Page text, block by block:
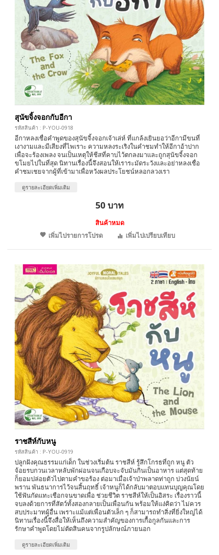
สุนัขจิ้งจอกกับอีกา
รหัสสินค้า : P-YOU-0918
อีกาหลงเชื่อคำพูดของสุนัขจิ้งจอกเจ้าเล่ห์ ที่แกล้งเยินยอว่าอีกามีขนที่
เงางามและมีเสียงที่ไพเราะ ความหลงระเริงในคำชมทำให้อีกาอ้าปาก
เพื่อจะร้องเพลง จนเป็นเหตุให้ชีสที่คาบไว้ตกลงมาและถูกสุนัขจิ้งจอก
ขโมยไปในที่สุด นิทานเรื่องนี้จึงสอนให้เราระมัดระวังและอย่าหลงเชื่อ
คำชมเชยจากผู้ที่เข้ามาเพื่อหวังผลประโยชน์หลอกลวงเรา
ดูรายละเอียดเพิ่มเติม
50 บาท
สินค้าหมด
เพิ่มไปรายการโปรด
เพิ่มไปเปรียบเทียบ
ราชสีห์กับหนู
รหัสสินค้า : P-YOU-0919
ปลูกฝังคุณธรรมแก่เด็ก ในช่วงเริ่มต้น ราชสีห์ รู้สึกโกรธที่ถูก หนู ตัว
จ้อยรบกวนเวลาหลับพักผ่อนจนเกือบจะจับมันกินเป็นอาหาร แต่สุดท้าย
ก็ยอมปล่อยตัวไปตามคำขอร้อง ต่อมาเมื่อเจ้าป่าพลาดท่าถูก บ่วงนัยน์
พราน พันธนาการไว้จนสิ้นฤทธิ์ เจ้าหนูก็ได้กลับมาตอบแทนบุญคุณโดย
ใช้ฟันกัดแทะเชือกจนขาดเพื่อ ช่วยชีวิต ราชสีห์ให้เป็นอิสระ เรื่องราวนี้
จบลงด้วยการที่สัตว์ทั้งสองกลายเป็นเพื่อนกัน พร้อมให้แง่คิดว่า ไม่ควร
สบประมาทผู้อื่น เพราะแม้แต่เพื่อนตัวเล็ก ๆ ก็สามารถทำสิ่งที่ยิ่งใหญ่ได้
นิทานเรื่องนี้จึงสื่อให้เห็นถึงความสำคัญของการเกื้อกูลกันและการ
รักษาคำพูดโดยไม่ตัดสินคนจากรูปลักษณ์ภายนอก
ดูรายละเอียดเพิ่มเติม